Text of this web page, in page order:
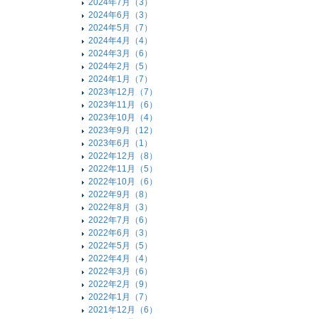
2024年7月（3）
2024年6月（3）
2024年5月（7）
2024年4月（4）
2024年3月（6）
2024年2月（5）
2024年1月（7）
2023年12月（7）
2023年11月（6）
2023年10月（4）
2023年9月（12）
2023年6月（1）
2022年12月（8）
2022年11月（5）
2022年10月（6）
2022年9月（8）
2022年8月（3）
2022年7月（6）
2022年6月（3）
2022年5月（5）
2022年4月（4）
2022年3月（6）
2022年2月（9）
2022年1月（7）
2021年12月（6）